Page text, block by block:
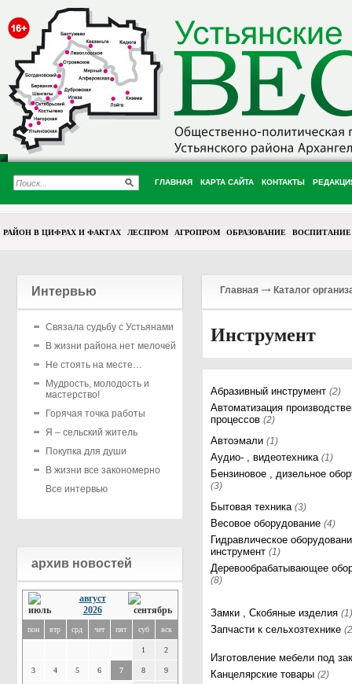
ГЛАВНАЯ КАРТА САЙТА КОНТАКТЫ
РАЙОН В ЦИФРАХ И ФАКТАХ ЛЕСПРОМ АГРОПРОМ ОБРАЗОВАНИЕ ВОСПИТАНИЕ
Интервью
Связала судьбу с Устьянами
В жизни района нет мелочей
Не стоять на месте…
Мудрость, молодость и
мастерство!
Горячая точка работы
Я – сельский житель
Покупка для души
В жизни все закономерно
Все интервью
архив новостей
август
2026
пон втр срд чет пят суб вск
1 2
3 4 5 6 7 8 9
Главная Каталог
Инструмент
Абразивный инструмент(2)
Автоматизация
процессов(2)
Автоэмали(1)
Аудио- , видеотехника(1)
Бензиновое , дизельное
(3)
Бытовая техника(3)
Весовое оборудование(4)
Гидравлическое
инструмент(1)
Деревообрабатывающее
(8)
Замки , Скобяные изделия
Запчасти к сельхозтехнике
Изготовление мебели под
Канцелярские товары(2)